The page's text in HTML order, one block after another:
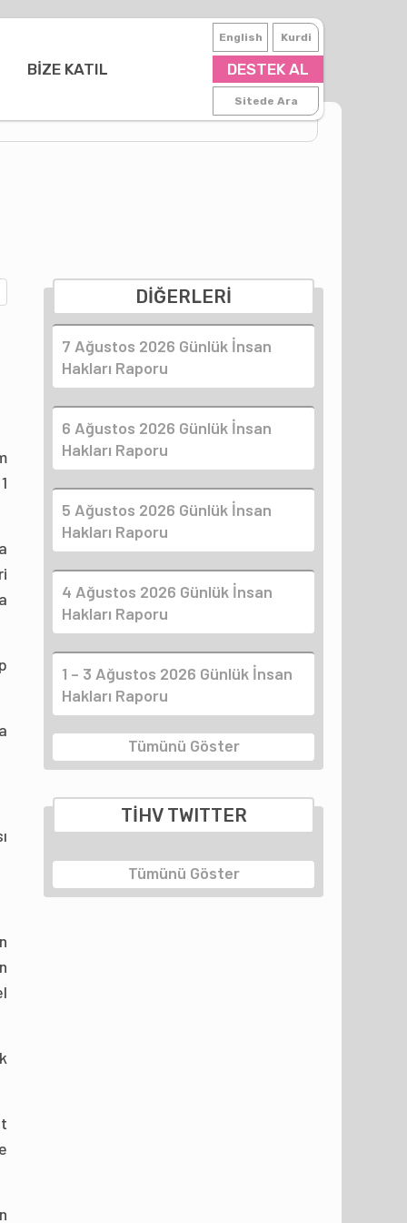
BİZE KATIL
English Kurdi
DESTEK AL
Sitede Ara
DİĞERLERİ
7 Ağustos 2026 Günlük İnsan
Hakları Raporu
6 Ağustos 2026 Günlük İnsan
Hakları Raporu
5 Ağustos 2026 Günlük İnsan
Hakları Raporu
4 Ağustos 2026 Günlük İnsan
Hakları Raporu
1 – 3 Ağustos 2026 Günlük İnsan
Hakları Raporu
Tümünü Göster
TİHV TWITTER
Tümünü Göster